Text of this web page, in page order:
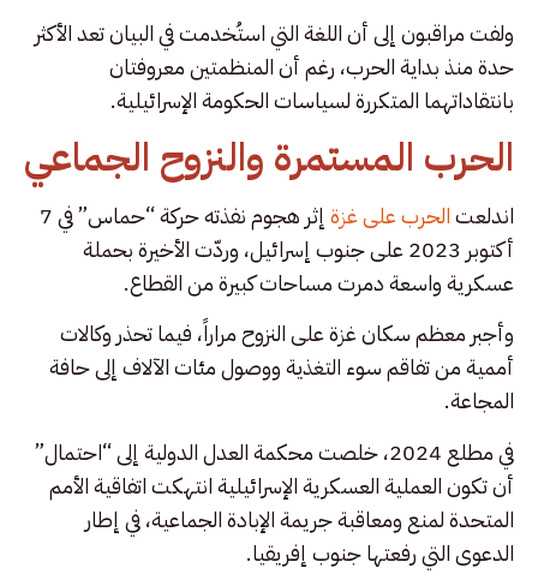
ولفت مراقبون إلى أن اللغة التي استُخدمت في البيان تعد الأكثر
حدة منذ بداية الحرب، رغم أن المنظمتين معروفتان
بانتقاداتهما المتكررة لسياسات الحكومة الإسرائيلية.
الحرب المستمرة والنزوح الجماعي
اندلعتالحرب على غزة
إثر هجوم نفذته حركة “حماس” في 7
أكتوبر 2023 على جنوب إسرائيل، وردّت الأخيرة بحملة
عسكرية واسعة دمرت مساحات كبيرة من القطاع.
وأجبر معظم سكان غزة على النزوح مراراً، فيما تحذر وكالات
أممية من تفاقم سوء التغذية ووصول مئات الآلاف إلى حافة
المجاعة.
في مطلع 2024، خلصت محكمة العدل الدولية إلى “احتمال”
أن تكون العملية العسكرية الإسرائيلية انتهكت اتفاقية الأمم
المتحدة لمنع ومعاقبة جريمة الإبادة الجماعية، في إطار
الدعوى التي رفعتها جنوب إفريقيا.